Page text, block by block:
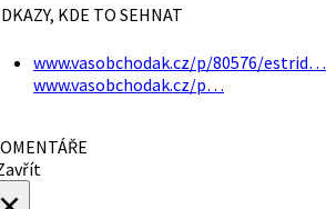
KDE TO SEHNAT
www.vasobchodak.cz/p/80576/estrid…
www.vasobchodak.cz/p…